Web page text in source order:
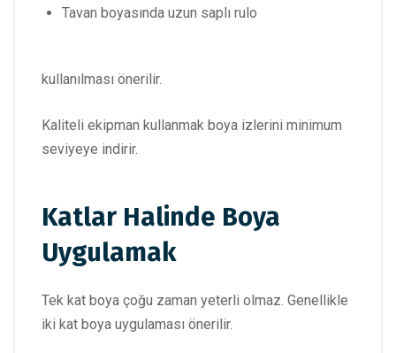
Tavan boyasında uzun saplı rulo
kullanılması önerilir.
Kaliteli ekipman kullanmak boya izlerini minimum
seviyeye indirir.
Katlar Halinde Boya
Uygulamak
Tek kat boya çoğu zaman yeterli olmaz. Genellikle
iki kat boya uygulaması önerilir.